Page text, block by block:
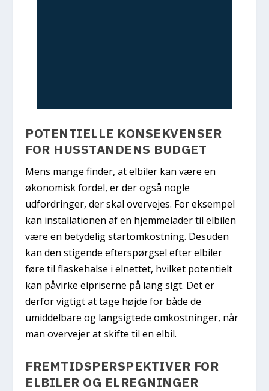
POTENTIELLE KONSEKVENSER
FOR HUSSTANDENS BUDGET
Mens mange finder, at elbiler kan være en
økonomisk fordel, er der også nogle
udfordringer, der skal overvejes. For eksempel
kan installationen af en hjemmelader til elbilen
være en betydelig startomkostning. Desuden
kan den stigende efterspørgsel efter elbiler
føre til flaskehalse i elnettet, hvilket potentielt
kan påvirke elpriserne på lang sigt. Det er
derfor vigtigt at tage højde for både de
umiddelbare og langsigtede omkostninger, når
man overvejer at skifte til en elbil.
FREMTIDSPERSPEKTIVER FOR
ELBILER OG ELREGNINGER